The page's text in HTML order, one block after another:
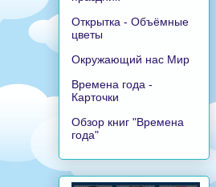
Открытка - Объёмные
цветы
Окружающий нас Мир
Времена года -
Карточки
Обзор книг "Времена
года"